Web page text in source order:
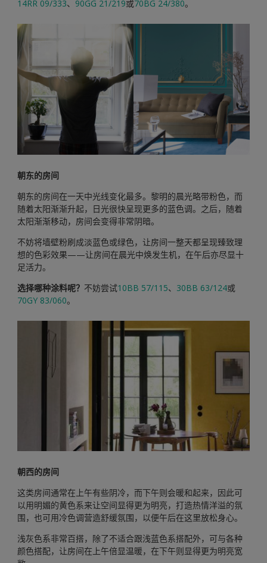
14RR 09/333、 90GG 21/219或70BG 24/380。
朝东的房间
朝东的房间在一天中光线变化最多。黎明的晨光略带粉色，而
随着太阳渐渐升起，日光很快呈现更多的蓝色调。之后，随着
太阳渐渐移动，房间会变得非常阴暗。
不妨将墙壁粉刷成淡蓝色或绿色，让房间一整天都呈现臻致理
想的色彩效果——让房间在晨光中焕发生机，在午后亦尽显十
足活力。
选择哪种涂料呢？ 不妨尝试10BB 57/115、 30BB 63/124或
70GY 83/060。
朝西的房间
这类房间通常在上午有些阴冷，而下午则会暖和起来，因此可
以用明媚的黄色系来让空间显得更为明亮，打造热情洋溢的氛
围，也可用冷色调营造舒缓氛围，以便午后在这里放松身心。
浅灰色系非常百搭，除了不适合跟浅蓝色系搭配外，可与各种
颜色搭配，让房间在上午倍显温暖，在下午则显得更为明亮宽